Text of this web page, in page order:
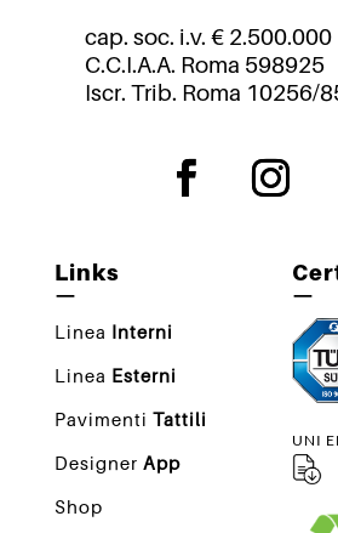
cap. soc. i.v. € 2.500.000
C.C.I.A.A. Roma 598925
Iscr. Trib. Roma 10256/
Links
—
Linea Interni
Linea Esterni
Pavimenti Tattili
Designer App
Shop
—
UNI